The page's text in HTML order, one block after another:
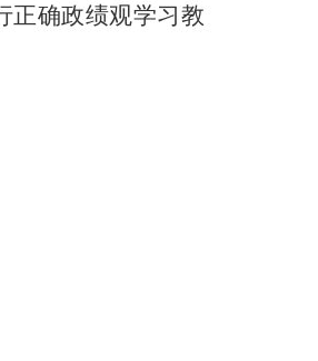
正确政绩观学习教